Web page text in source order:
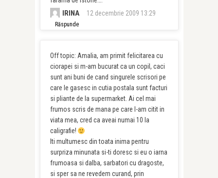
IRINA 12 decembrie 2009 13:29
Răspunde
Off topic: Amalia, am primit felicitarea cu
ciorapei si m-am bucurat ca un copil, caci
sunt ani buni de cand singurele scrisori pe
care le gasesc in cutia postala sunt facturi
si pliante de la supermarket. Ai cel mai
frumos scris de mana pe care l-am citit in
viata mea, cred ca aveai numai 10 la
caligrafie!
Iti multumesc din toata inima pentru
surpriza minunata si-ti doresc si eu o iarna
frumoasa si dalba, sarbatori cu dragoste,
si sper sa ne revedem curand, prin